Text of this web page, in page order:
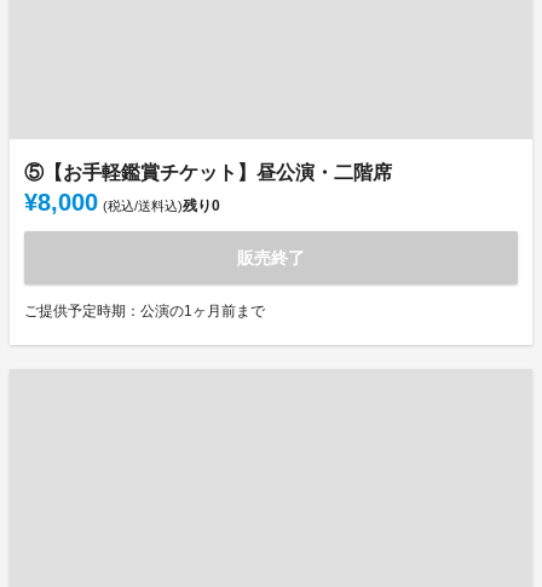
⑤【お手軽鑑賞チケット】昼公演・二階席
¥8,000 (税込/送料込)残り0
販売終了
ご提供予定時期：公演の1ヶ月前まで